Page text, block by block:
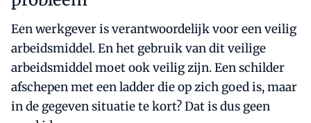
Een werkgever is verantwoordelijk voor een veilig
arbeidsmiddel. En het gebruik van dit veilige
arbeidsmiddel moet ook veilig zijn. Een schilder
afschepen met een ladder die op zich goed is, maar
in de gegeven situatie te kort? Dat is dus geen